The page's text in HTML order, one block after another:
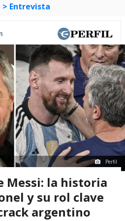
> Entrevista
Perfil
Messi: la historia
y su rol clave
argentino